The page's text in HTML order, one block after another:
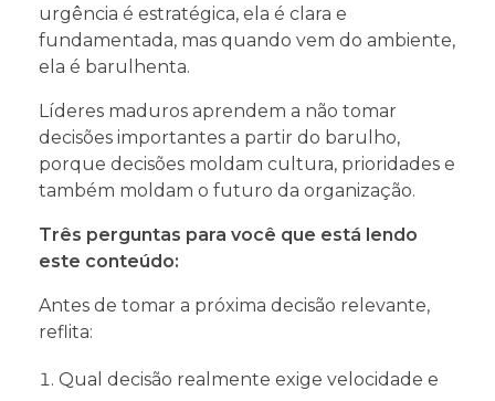
urgência é estratégica, ela é clara e
fundamentada, mas quando vem do ambiente,
ela é barulhenta.
Líderes maduros aprendem a não tomar
decisões importantes a partir do barulho,
porque decisões moldam cultura, prioridades e
também moldam o futuro da organização.
Três perguntas para você que está lendo
este conteúdo:
Antes de tomar a próxima decisão relevante,
reflita:
Qual decisão realmente exige velocidade e